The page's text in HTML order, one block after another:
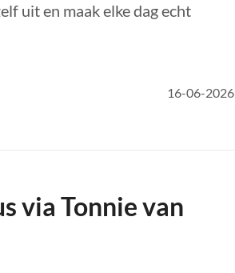
uit en maak elke dag echt
16-06-2026
via Tonnie van